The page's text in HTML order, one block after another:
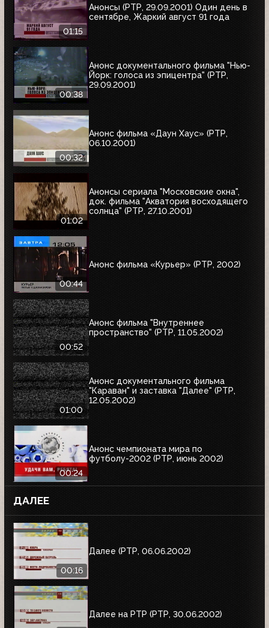
01:15
Анонсы (РТР, 29.09.2001) Один день в
сентябре, Жаркий август 91 года
00:38
Анонс документального фильма "Нью-
Йорк: голоса из эпицентра" (РТР,
29.09.2001)
00:32
Анонс фильма «Даун Хаус» (РТР,
06.10.2001)
01:02
Анонсы сериала "Московские окна",
док. фильма "Акватория восходящего
солнца" (РТР, 27.10.2001)
00:44
Анонс фильма «Курьер» (РТР, 2002)
00:52
Анонс фильма "Внутреннее
пространство" (РТР, 11.05.2002)
01:00
Анонс документального фильма
"Караван" и заставка "Далее" (РТР,
12.05.2002)
00:24
Анонс чемпионата мира по
футболу-2002 (РТР, июнь 2002)
ДАЛЕЕ
00:16
Далее (РТР, 06.06.2002)
Далее на РТР (РТР, 30.06.2002)